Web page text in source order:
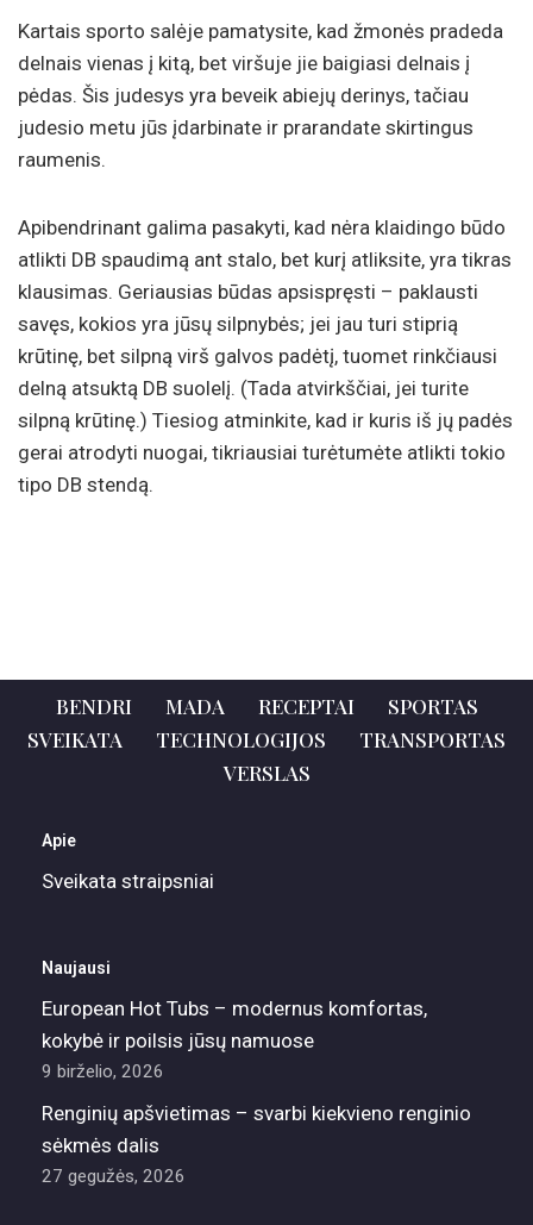
Kartais sporto salėje pamatysite, kad žmonės pradeda
delnais vienas į kitą, bet viršuje jie baigiasi delnais į
pėdas. Šis judesys yra beveik abiejų derinys, tačiau
judesio metu jūs įdarbinate ir prarandate skirtingus
raumenis.
Apibendrinant galima pasakyti, kad nėra klaidingo būdo
atlikti DB spaudimą ant stalo, bet kurį atliksite, yra tikras
klausimas. Geriausias būdas apsispręsti – paklausti
savęs, kokios yra jūsų silpnybės; jei jau turi stiprią
krūtinę, bet silpną virš galvos padėtį, tuomet rinkčiausi
delną atsuktą DB suolelį. (Tada atvirkščiai, jei turite
silpną krūtinę.) Tiesiog atminkite, kad ir kuris iš jų padės
gerai atrodyti nuogai, tikriausiai turėtumėte atlikti tokio
tipo DB stendą.
BENDRI MADA RECEPTAI
SPORTAS
SVEIKATA
TECHNOLOGIJOS
TRANSPORTAS
VERSLAS
Apie
Sveikata straipsniai
Naujausi
European Hot Tubs – modernus komfortas,
kokybė ir poilsis jūsų namuose
9 birželio, 2026
Renginių apšvietimas – svarbi kiekvieno renginio
sėkmės dalis
27 gegužės, 2026